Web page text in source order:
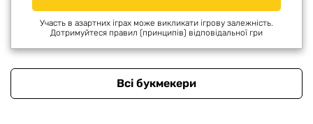
Участь в азартних іграх може викликати ігрову залежність.
Дотримуйтеся правил (принципів) відповідальної гри
Всі букмекери